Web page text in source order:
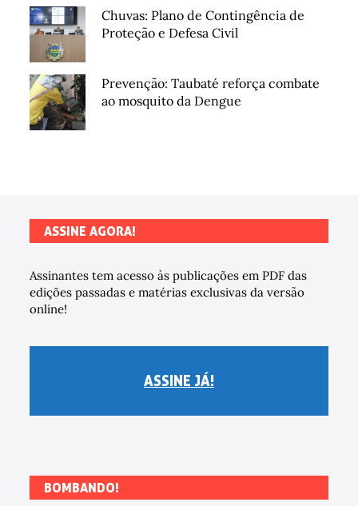
Chuvas: Plano de Contingência de
Proteção e Defesa Civil
Prevenção: Taubaté reforça combate
ao mosquito da Dengue
ASSINE AGORA!
Assinantes tem acesso às publicações em PDF das
edições passadas e matérias exclusivas da versão
online!
ASSINE JÁ!
BOMBANDO!